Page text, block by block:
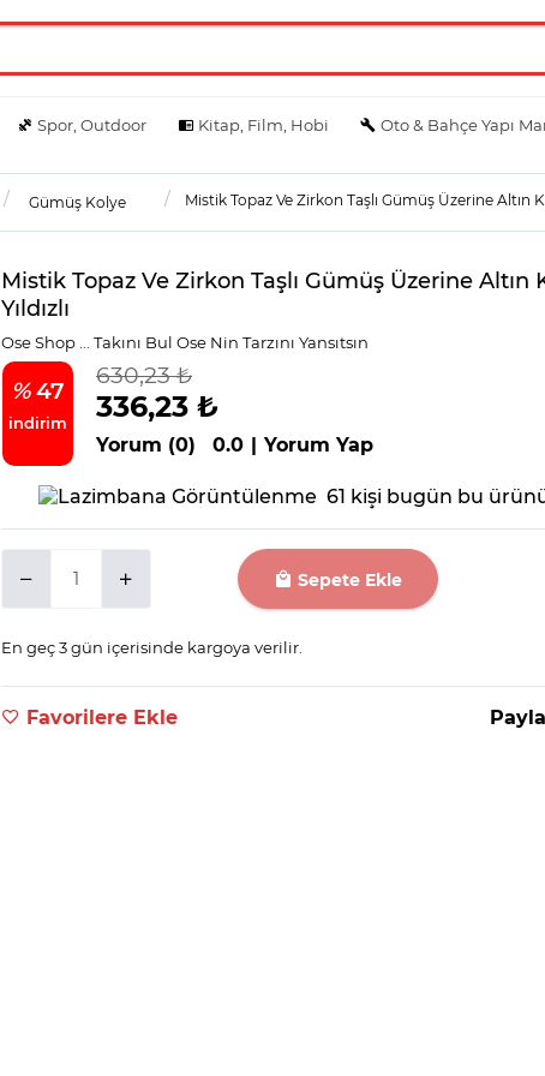
Spor, Outdoor Kitap, Film, Hobi Oto & Bahçe Yapı
Gümüş Kolye Mistik Topaz Ve Zirkon Taşlı Gümüş Üzerine Altın
Mistik Topaz Ve Zirkon Taşlı Gümüş Üzerine Altın
Yıldızlı
Ose Shop ... Takını Bul Ose Nin Tarzını Yansıtsın
%47
indirim
630,23 ₺
336,23 ₺
Yorum (0) 0.0 | Yorum Yap
61 kişi bugün bu
Sepete Ekle
En geç 3 gün içerisinde kargoya verilir.
Favorilere Ekle